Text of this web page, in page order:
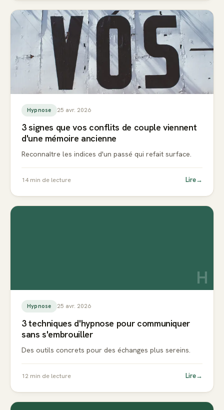
Hypnose 25 avr. 2026
3 signes que vos conflits de couple viennent
d'une mémoire ancienne
Reconnaître les indices d'un passé qui refait surface.
14min de lecture Lire→
H
Hypnose 25 avr. 2026
3 techniques d'hypnose pour communiquer
sans s'embrouiller
Des outils concrets pour des échanges plus sereins.
12 min de lecture Lire→